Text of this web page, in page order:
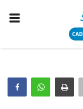
COLUNISTAS
CONTATO